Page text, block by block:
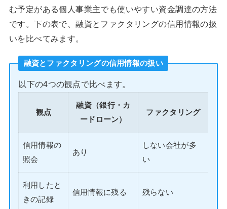
む予定がある個人事業主でも使いやすい資金調達の方法
です。下の表で、融資とファクタリングの信用情報の扱
いを比べてみます。
融資とファクタリングの信用情報の扱い
以下の4つの観点で比べます。
観点
融資（銀行・カ
ードローン）
ファクタリング
信用情報の
照会
あり
しない会社が多
い
利用したと
きの記録
信用情報に残る 残らない